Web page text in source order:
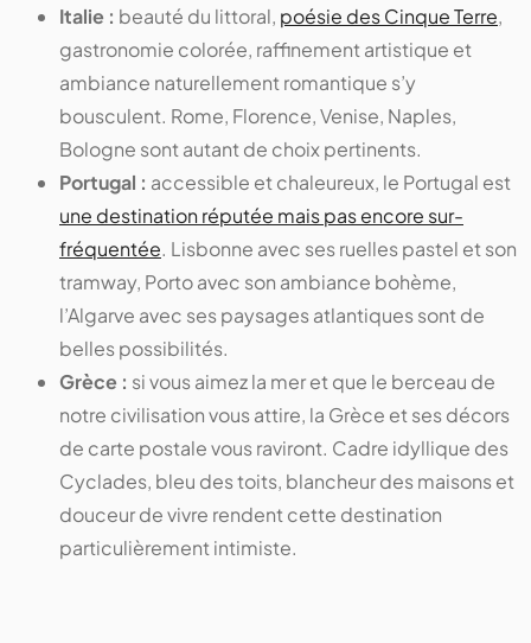
Italie : beauté du littoral, poésie des Cinque Terre,
gastronomie colorée, raffinement artistique et
ambiance naturellement romantique s’y
bousculent. Rome, Florence, Venise, Naples,
Bologne sont autant de choix pertinents.
Portugal : accessible et chaleureux, le Portugal est
une destination réputée mais pas encore sur-
fréquentée. Lisbonne avec ses ruelles pastel et son
tramway, Porto avec son ambiance bohème,
l’Algarve avec ses paysages atlantiques sont de
belles possibilités.
Grèce : si vous aimez la mer et que le berceau de
notre civilisation vous attire, la Grèce et ses décors
de carte postale vous raviront. Cadre idyllique des
Cyclades, bleu des toits, blancheur des maisons et
douceur de vivre rendent cette destination
particulièrement intimiste.